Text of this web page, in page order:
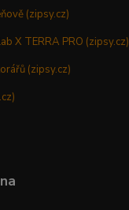
(zipsy.cz)
X TERRA PRO (zipsy.cz)
(zipsy.cz)